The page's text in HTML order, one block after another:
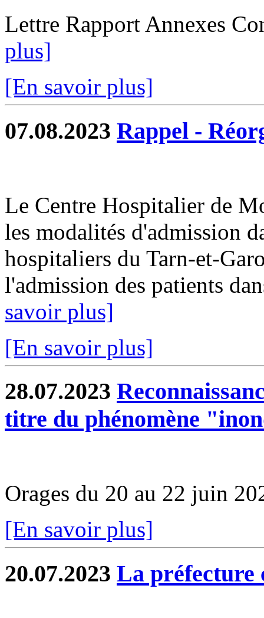
Lettre Rapport Annexes
plus]
[En savoir plus]
07.08.2023 Rappel -
Le Centre Hospitalier de
les modalités d'admission
hospitaliers du Tarn-et-
l'admission des patients
savoir plus]
[En savoir plus]
28.07.2023
titre du phénomène
Orages du 20 au 22 juin
[En savoir plus]
20.07.2023 La préfecture